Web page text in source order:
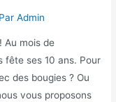
Admin
Au mois de
fête ses 10 ans. Pour
des bougies ? Ou
vous proposons